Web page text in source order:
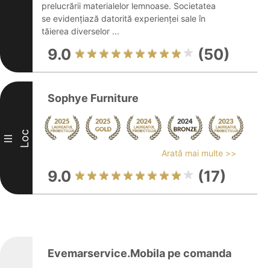
prelucrării materialelor lemnoase. Societatea
se evidențiază datorită experienței sale în
tăierea diverselor ...
9.0 (50)
III Loc
Sophye Furniture
Arată mai multe >>
9.0 (17)
Evemarservice.Mobila pe comanda